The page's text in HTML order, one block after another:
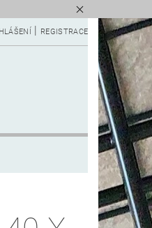
REGISTRACE